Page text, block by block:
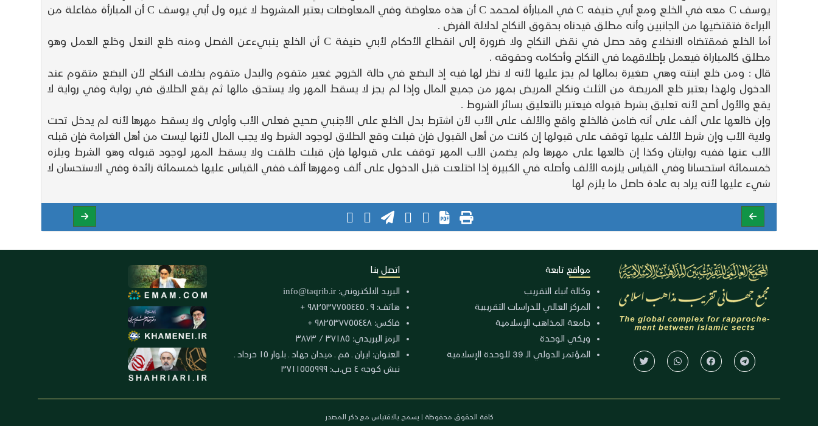
يوسف C معه في الخلع ومع أبي حنيفه C في المبارأة لمحمد C أن هذه معاوضة وفي المعاوضات يعتبر المشروط لا غيره ول أبي يوسف C أن المبارأة مفاعلة من
البراءة فتقتضيها من الجانبين وأنه مطلق قيدناه بحقوق النكاح لدلالة الفرض .
أما الخلع فمقتضاه الانخلاع وقد حصل في نقض النكاح ولا ضرورة إلى انقطاع الأحكام لأبي حنيفة C أن الخلع ينبيءعن الفصل ومنه خلع النعل وخلع العمل وهو
مطلق كالمباراة فيعمل بإطلاقهما في النكاح وأحكامه وحقوقه .
قال : ومن خلع ابنته وهي صغيرة بمالها لم يجز عليها لأنه لا نظر لها فيه إذ البضع في حالة الخروج غعير متقوم والبدل متقوم بخلاف النكاح لأن البضع متقوم عند
الدخول ولهذا يعتبر خلع المريضة من الثلث ونكاح المريض بمهر من جميع المال وإذا لم يجز لا يسقط المهر ولا يستحق مالها ثم يقع الطلاق في رواية وفي رواية لا
يقع والأول أصح لأنه تعليق بشرط قبوله فيعتبر بالتعليق بسائر الشروط .
وإن خالعها على ألف على أنه ضامن فالخلع واقع والألف على الأب لأن اشترط بدل الخلع على الأجنبي صحيح فعلى الأب وأولى ولا يسقط مهرها لأنه لم يدخل تحت
ولاية الأب وإن شرط الألف عليها توقف على قبولها إن كانت من أهل القبول فإن قبلت وقع الطلاق لوجود الشرط ولا يجب المال لأنها ليست من أهل الغرامة فإن قبله
الأب عنها ففيه روايتان وكذا إن خالعها على مهرها ولم يضمن الأب المهر توقف على قبولها فإن قبلت طلقت ولا يسقط المهر لوجود قبوله وهو الشرط ويلزه
خمسمائة استحسانا وفي القياس يلزمه الألف وأصله في الكبيرة إذا اختلعت قبل الدخول على ألف ومهرها ألف ففي القياس عليها خمسمائة زائدة وفي الاستحسان لا
شيء عليها لأنه يراد به عادة حاصل ما يلزم لها
مواقع تابعة
وكالة أنباء التقريب
المركز العالي للدراسات التقريبية
جامعة المذاهب الإسلامية
ويكي الوحدة
المؤتمر الدولي الـ 39 للوحدة الإسلامية
اتصل بنا
البريد الالكتروني: info@taqrib.ir
هاتف: ٩ ـ ٩٨٢٥٣٧٧٥٥٤٤٥ +
فاكس: ٩٨٢٥٣٧٧٥٥٤٤٨ +
الرمز البريدي: ٣٧١٨٥ / ٣٨٧٣
العنوان: ايران ـ قم ـ ميدان جهاد ـ بلوار ١٥ خرداد ـ
نبش كوجه ٤ ص.ب: ٣٧١١٥٥٥٩٩٩
كافة الحقوق محفوظة | يسمح بالاقتباس مع ذكر المصدر